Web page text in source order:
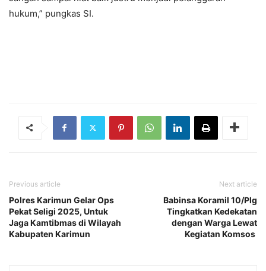
hukum,” pungkas SI.
Previous article
Polres Karimun Gelar Ops
Pekat Seligi 2025, Untuk
Jaga Kamtibmas di Wilayah
Kabupaten Karimun
Next article
Babinsa Koramil 10/Plg
Tingkatkan Kedekatan
dengan Warga Lewat
Kegiatan Komsos